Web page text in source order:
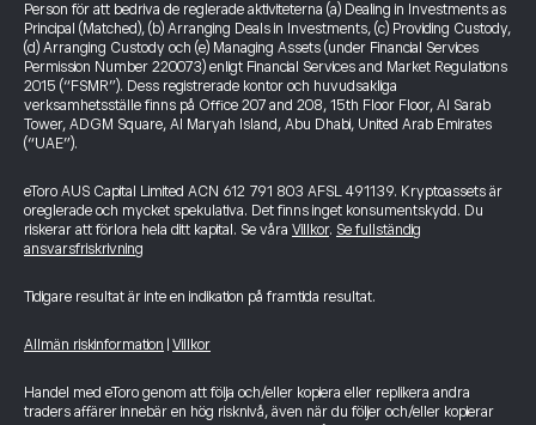
Person för att bedriva de reglerade aktiviteterna (a) Dealing in Investments as
Principal (Matched), (b) Arranging Deals in Investments, (c) Providing Custody,
(d) Arranging Custody och (e) Managing Assets (under Financial Services
Permission Number 220073) enligt Financial Services and Market Regulations
2015 (“FSMR”). Dess registrerade kontor och huvudsakliga
verksamhetsställe finns på Office 207 and 208, 15th Floor Floor, Al Sarab
Tower, ADGM Square, Al Maryah Island, Abu Dhabi, United Arab Emirates
(“UAE”).
eToro AUS Capital Limited ACN 612 791 803 AFSL 491139. Kryptoassets är
oreglerade och mycket spekulativa. Det finns inget konsumentskydd. Du
riskerar att förlora hela ditt kapital. Se våra Villkor. Se fullständig
ansvarsfriskrivning
Tidigare resultat är inte en indikation på framtida resultat.
Allmän riskinformation Villkor
Handel med eToro genom att följa och/eller kopiera eller replikera andra
traders affärer innebär en hög risknivå, även när du följer och/eller kopierar